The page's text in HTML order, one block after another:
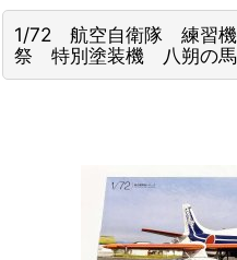
1/72 航空自衛隊 練習
祭 特別塗装機 八朔の